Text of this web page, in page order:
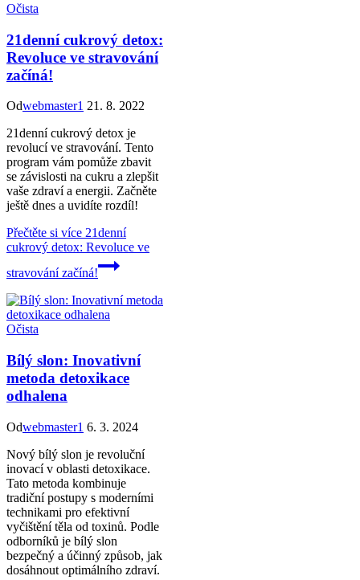
Očista
21denní cukrový detox:
Revoluce ve stravování
začíná!
Odwebmaster1 21. 8. 2022
21denní cukrový detox je
revolucí ve stravování. Tento
program vám pomůže zbavit
se závislosti na cukru a zlepšit
vaše zdraví a energii. Začněte
ještě dnes a uvidíte rozdíl!
Přečtěte si více 21denní
cukrový detox: Revoluce ve
stravování začíná!
Očista
Bílý slon: Inovativní
metoda detoxikace
odhalena
Odwebmaster1 6. 3. 2024
Nový bílý slon je revoluční
inovací v oblasti detoxikace.
Tato metoda kombinuje
tradiční postupy s moderními
technikami pro efektivní
vyčištění těla od toxinů. Podle
odborníků je bílý slon
bezpečný a účinný způsob, jak
dosáhnout optimálního zdraví.